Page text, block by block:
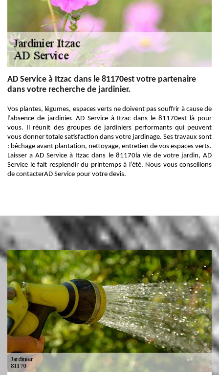
AD Service à Itzac dans le 81170est votre partenaire
dans votre recherche de jardinier.
Vos plantes, légumes, espaces verts ne doivent pas souffrir à cause de
l’absence de jardinier. AD Service à Itzac dans le 81170est là pour
vous. Il réunit des groupes de jardiniers performants qui peuvent
vous donner totale satisfaction dans votre jardinage. Ses travaux sont
: bêchage avant plantation, nettoyage, entretien de vos espaces verts.
Laisser a AD Service à Itzac dans le 81170la vie de votre jardin, AD
Service le fait resplendir du printemps à l’été. Nous vous conseillons
de contacterAD Service pour votre devis.